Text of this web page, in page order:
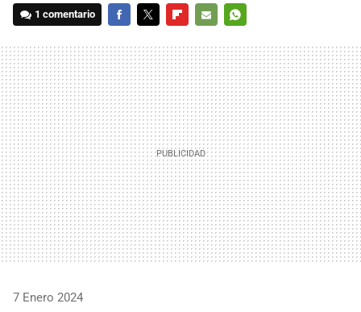
1 comentario
MAIL
7 Enero 2024